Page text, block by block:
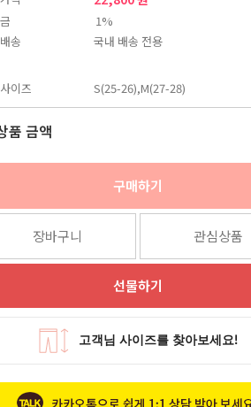
1%
송
국내 배송 전용
이즈 S(25-26),M(27-28)
품 금액
구매하기
장바구니 관심상품
선물하기